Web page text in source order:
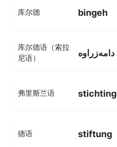
库尔德 bingeh
库尔德语（索拉
尼语）
دامەزراوە
弗里斯兰语 stichting
德语 stiftung